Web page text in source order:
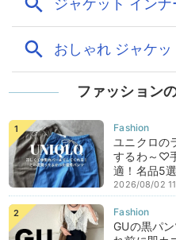
ファッション
ユニクロの
するわ～♡
適！名品5選
2026/08/02
GUの黒パ